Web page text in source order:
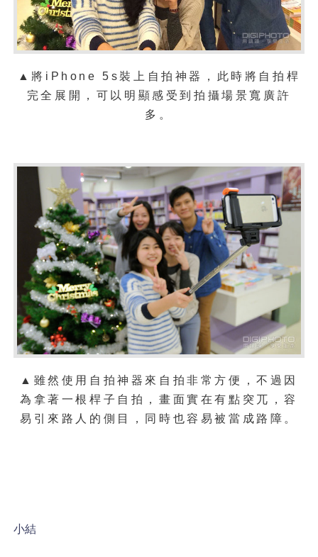
▲將iPhone 5s裝上自拍神器，此時將自拍桿
完全展開，可以明顯感受到拍攝場景寬廣許
多。
▲雖然使用自拍神器來自拍非常方便，不過因
為拿著一根桿子自拍，畫面實在有點突兀，容
易引來路人的側目，同時也容易被當成路障。
小結